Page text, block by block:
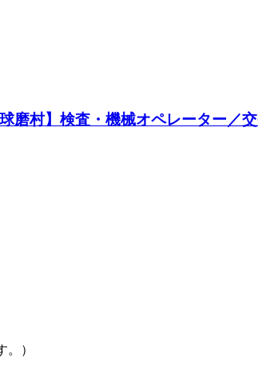
磨村】検査・機械オペレーター／
）